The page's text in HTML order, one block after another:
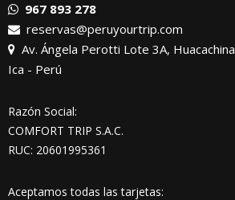
967 893 278
reservas@peruyourtrip.com
Av. Ángela Perotti Lote 3A, Huacachina
Ica - Perú
Razón Social:
COMFORT TRIP S.A.C.
RUC: 20601995361
Aceptamos todas las tarjetas: